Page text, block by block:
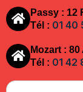
Passy : 12
Tél : 01 40
Mozart :
Tél : 01 42